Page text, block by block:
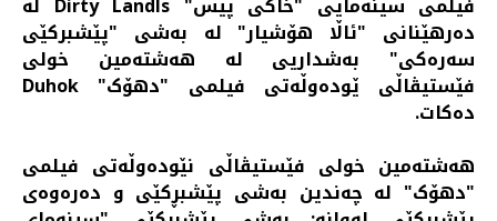
دەرهێنانی "ئاڵا هۆشیار" لە بەشی "پێشبركێی
سەرەكی" بەشداریی له هەشتەمین خولی
فێستیڤاڵی ێودەوڵەتی فیلمی "دهۆک" Duhok
دەكات.
هەشتەمین خولی فێستیڤاڵی نێودەوڵەتی فیلمی
"دهۆک" لە چەندین بەشی پێشبڕکێی و دەرەوەی